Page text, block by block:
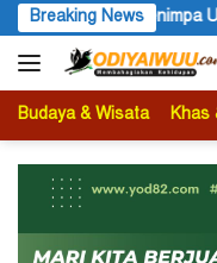
Langsung
ke
konten
Breaking NewsJelang
Budaya & Wisata Khas